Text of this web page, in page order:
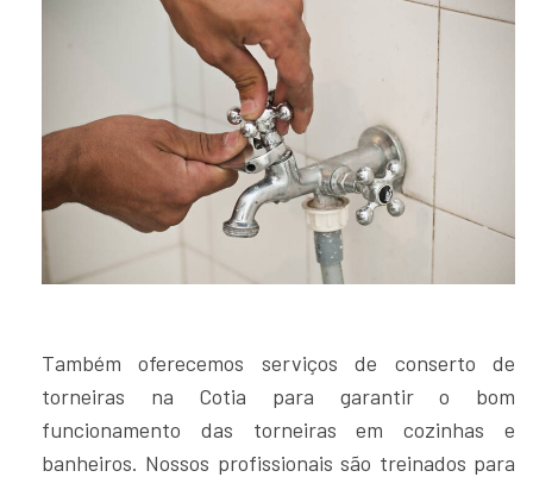
Também oferecemos serviços de conserto de
torneiras na Cotia para garantir o bom
funcionamento das torneiras em cozinhas e
banheiros. Nossos profissionais são treinados para